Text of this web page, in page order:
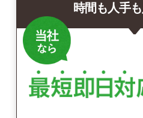
時間も人手